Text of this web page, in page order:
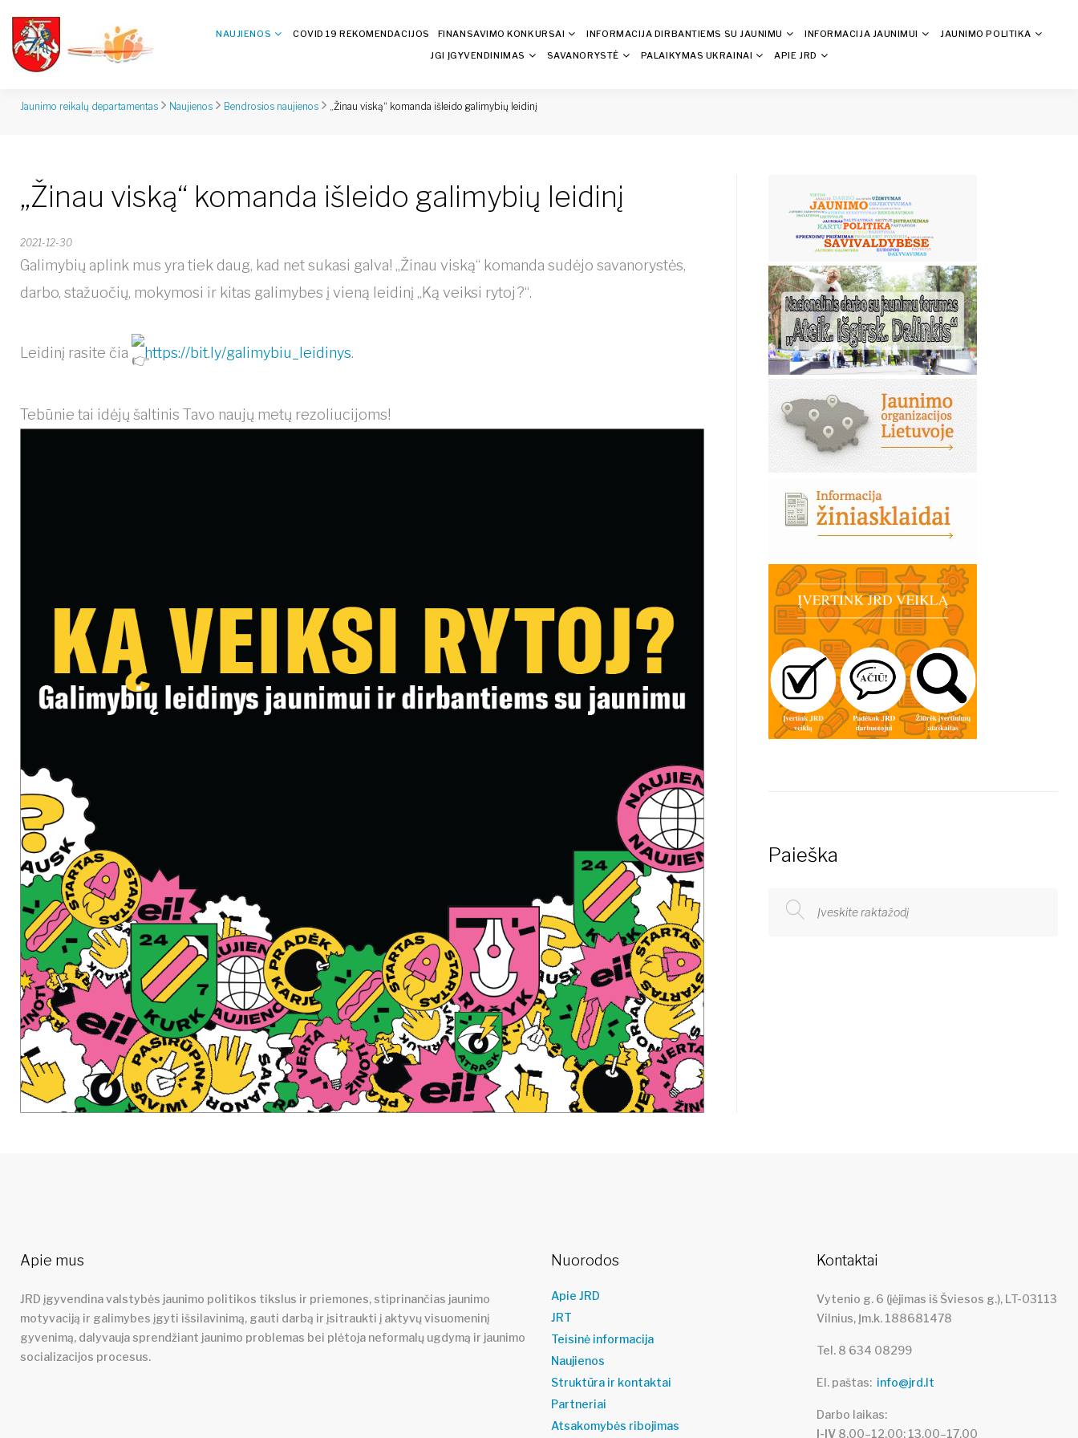
NAUJIENOS COVID 19 REKOMENDACIJOS FINANSAVIMO KONKURSAI INFORMACIJA DIRBANTIEMS SU JAUNIMU INFORMACIJA JAUNIMUI
JAUNIMO POLITIKA
JGI ĮGYVENDINIMAS
SAVANORYSTĖ PALAIKYMAS UKRAINAI APIE JRD
Jaunimo reikalų departamentas Naujienos Bendrosios naujienos „Žinau viską“ komanda išleido galimybių leidinį
„Žinau viską“ komanda išleido galimybių leidinį
2021-12-30
Galimybių aplink mus yra tiek daug, kad net sukasi galva! „Žinau viską“ komanda sudėjo savanorystės,
darbo, stažuočių, mokymosi ir kitas galimybes į vieną leidinį „Ką veiksi rytoj?“.
Leidinį rasite čia https://bit.ly/galimybiu_leidinys.
Tebūnie tai idėjų šaltinis Tavo naujų metų rezoliucijoms!
Paieška
Apie mus
JRD įgyvendina valstybės jaunimo politikos tikslus ir priemones, stiprinančias jaunimo
motyvaciją ir galimybes įgyti išsilavinimą, gauti darbą ir įsitraukti į aktyvų visuomeninį
gyvenimą, dalyvauja sprendžiant jaunimo problemas bei plėtoja neformalų ugdymą ir jaunimo
socializacijos procesus.
Nuorodos
Apie JRD
JRT
Teisinė informacija
Naujienos
Struktūra ir kontaktai
Partneriai
Atsakomybės ribojimas
Kontaktai
Vytenio g. 6 (įėjimas iš Šviesos g.), LT-03113
Vilnius, Įm.k. 188681478
Tel. 8 634 08299
El. paštas info@jrd.lt
Darbo laikas
I-IV 8.00–12.00; 13.00–17.00